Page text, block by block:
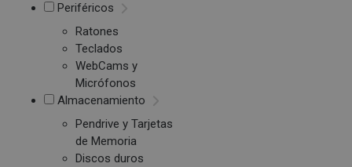
Periféricos
Ratones
Teclados
WebCams y
Micrófonos
Almacenamiento
Pendrive y Tarjetas
de Memoria
Discos duros